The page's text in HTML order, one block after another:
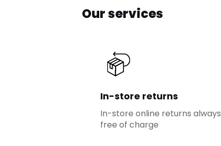
Our services
In-store returns
In-store online returns always
free of charge